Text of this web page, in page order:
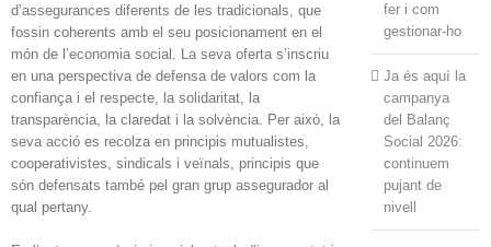
d’assegurances diferents de les tradicionals, que
fossin coherents amb el seu posicionament en el
món de l’economia social. La seva oferta s’inscriu
en una perspectiva de defensa de valors com la
confiança i el respecte, la solidaritat, la
transparència, la claredat i la solvència. Per això, la
seva acció es recolza en principis mutualistes,
cooperativistes, sindicals i veïnals, principis que
són defensats també pel gran grup assegurador al
qual pertany.
fer i com
gestionar-ho
Ja és aquí la
campanya
del Balanç
Social 2026:
continuem
pujant de
nivell